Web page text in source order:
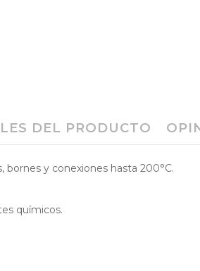
DEL PRODUCTO
y conexiones hasta 200°C.
químicos.